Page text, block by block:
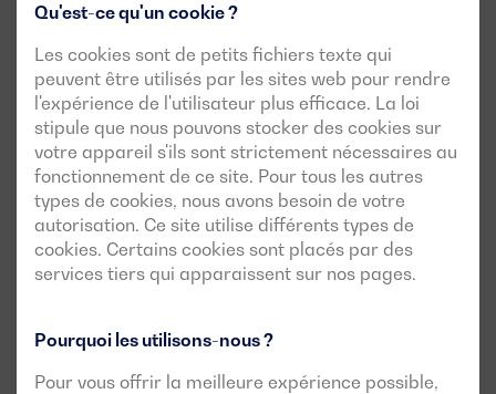
Qu'est-ce qu'un cookie ?
Les cookies sont de petits fichiers texte qui
peuvent être utilisés par les sites web pour rendre
l'expérience de l'utilisateur plus efficace. La loi
stipule que nous pouvons stocker des cookies sur
votre appareil s'ils sont strictement nécessaires au
fonctionnement de ce site. Pour tous les autres
types de cookies, nous avons besoin de votre
autorisation. Ce site utilise différents types de
cookies. Certains cookies sont placés par des
services tiers qui apparaissent sur nos pages.
Pourquoi les utilisons-nous ?
Pour vous offrir la meilleure expérience possible,
car tous les équipements ne fonctionneront pas à pleine
charge en même temps.
Comment calculer le facteur de simultanéité :Cette
valeur est obtenue à partir de la connaissance
spécifique de l'installation et du comportement des
équipements. Dans une installation résidentielle, par
exemple, le facteur de simultanéité est généralement
de 0,6 à 0,8, tandis que dans les installations
industrielles, il peut être plus faible, autour de 0,5.
Cependant, ce sont des plages estimatives. Il est